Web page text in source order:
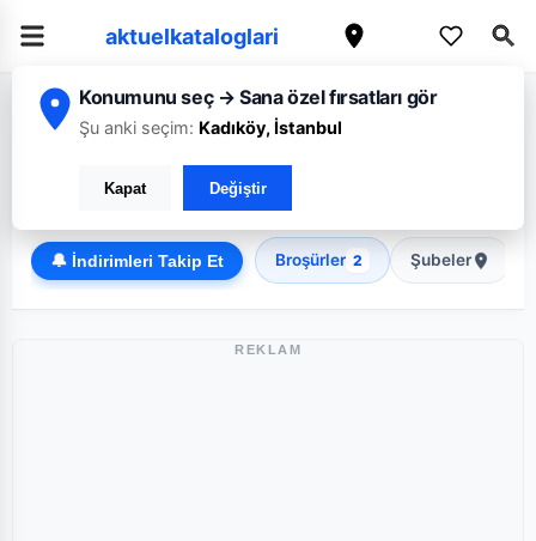
aktuelkataloglari
Konumunu seç → Sana özel fırsatları gör
Şu anki seçim: Kadıköy, İstanbul
Kapat Değiştir
Ana Sayfa/Kırşehir/ A101
Discount
🔔 İndirimleri Takip Et Broşürler 2 Şubeler
REKLAM